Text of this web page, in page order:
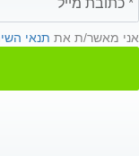
אני מאשר/ת את תנאי